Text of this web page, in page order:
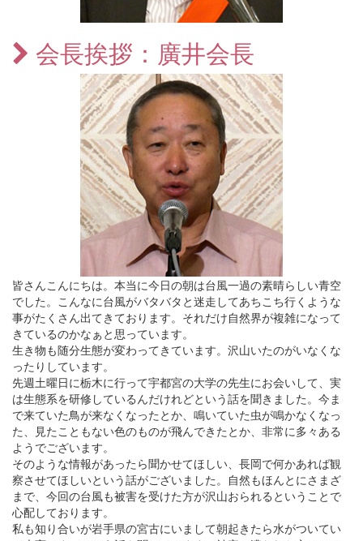
会長挨拶：廣井会長
皆さんこんにちは。本当に今日の朝は台風一過の素晴らしい青空
でした。こんなに台風がバタバタと迷走してあちこち行くような
事がたくさん出てきております。それだけ自然界が複雑になって
きているのかなぁと思っています。
生き物も随分生態が変わってきています。沢山いたのがいなくな
ったりしています。
先週土曜日に栃木に行って宇都宮の大学の先生にお会いして、実
は生態系を研修しているんだけれどという話を聞きました。今ま
で来ていた鳥が来なくなったとか、鳴いていた虫が鳴かなくなっ
た、見たこともない色のものが飛んできたとか、非常に多々ある
ようでございます。
そのような情報があったら聞かせてほしい、長岡で何かあれば観
察させてほしいという話がございました。自然もほんとにさまざ
まで、今回の台風も被害を受けた方が沢山おられるということで
心配しております。
私も知り合いが岩手県の宮古にいまして朝起きたら水がついてい